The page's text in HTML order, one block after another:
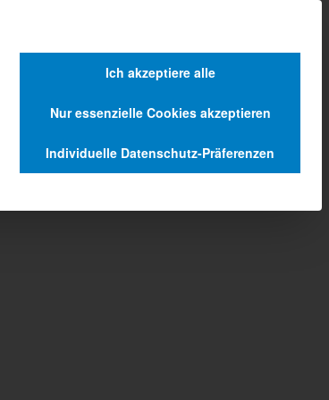
Ich akzeptiere alle
Nur essenzielle Cookies akzeptieren
Individuelle Datenschutz-Präferenzen